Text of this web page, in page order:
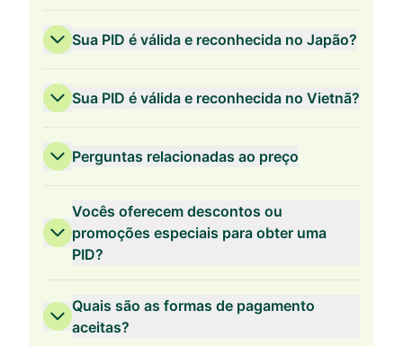
Sua PID é válida e reconhecida no Japão?
Sua PID é válida e reconhecida no Vietnã?
Perguntas relacionadas ao preço
Vocês oferecem descontos ou
promoções especiais para obter uma
PID?
Quais são as formas de pagamento
aceitas?